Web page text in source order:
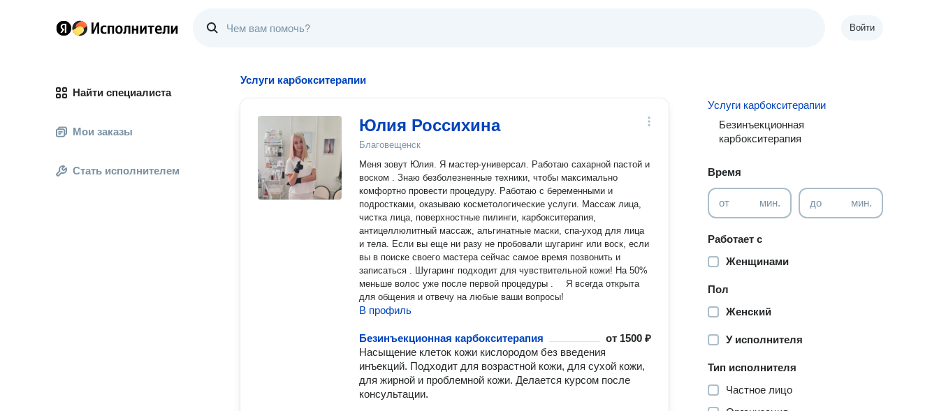
Войти
Найти специалиста
Мои заказы
Стать исполнителем
Услуги карбокситерапии
Юлия Россихина
Благовещенск
Меня зовут Юлия. Я мастер-универсал. Работаю сахарной пастой и
воском . Знаю безболезненные техники, чтобы максимально
комфортно провести процедуру. Работаю с беременными и
подростками, оказываю косметологические услуги. Массаж лица,
чистка лица, поверхностные пилинги, карбокситерапия,
антицеллюлитный массаж, альгинатные маски, спа-уход для лица
и тела. Если вы еще ни разу не пробовали шугаринг или воск, если
вы в поиске своего мастера сейчас самое время позвонить и
записаться . Шугаринг подходит для чувствительной кожи! На 50%
меньше волос уже после первой процедуры . ⠀ Я всегда открыта
для общения и отвечу на любые ваши вопросы!
В профиль
Безинъекционная карбокситерапия от 1500 ₽
Насыщение клеток кожи кислородом без введения
инъекций. Подходит для возрастной кожи, для сухой кожи,
для жирной и проблемной кожи. Делается курсом после
консультации.
Услуги карбокситерапии
Безинъекционная
карбокситерапия
Время
от мин. до мин.
Работает с
Женщинами
Пол
Женский
У исполнителя
Тип исполнителя
Частное лицо